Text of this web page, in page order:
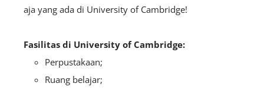
aja yang ada di University of Cambridge!
Fasilitas di University of Cambridge:
Perpustakaan;
Ruang belajar;